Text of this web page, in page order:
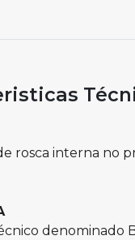
rosca interna no
denominado